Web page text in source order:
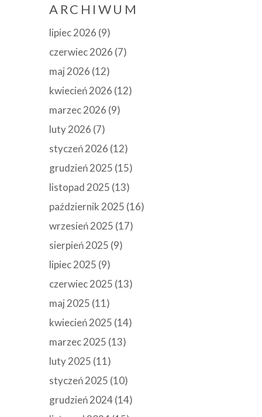
ARCHIWUM
lipiec 2026 (9)
czerwiec 2026 (7)
maj 2026 (12)
kwiecień 2026 (12)
marzec 2026 (9)
luty 2026 (7)
styczeń 2026 (12)
grudzień 2025 (15)
listopad 2025 (13)
październik 2025 (16)
wrzesień 2025 (17)
sierpień 2025 (9)
lipiec 2025 (9)
czerwiec 2025 (13)
maj 2025 (11)
kwiecień 2025 (14)
marzec 2025 (13)
luty 2025 (11)
styczeń 2025 (10)
grudzień 2024(14)